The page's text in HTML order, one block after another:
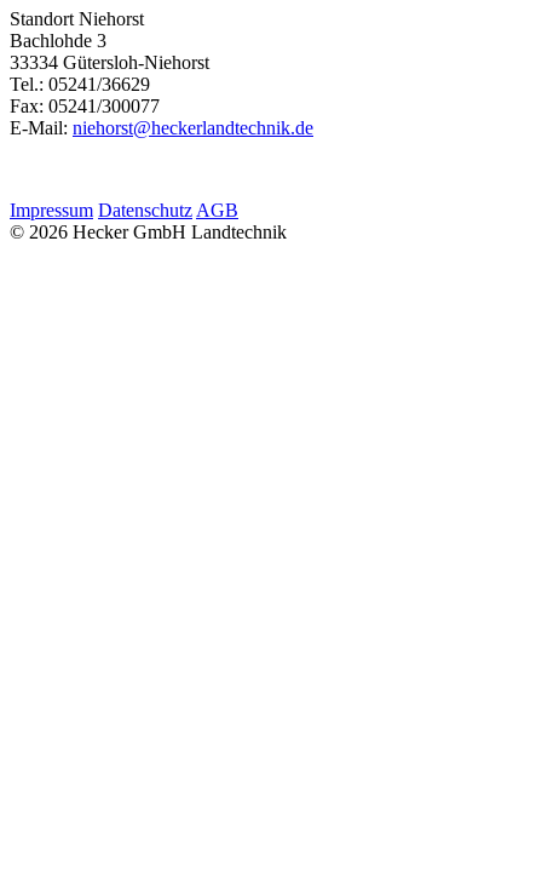
Standort Niehorst
Bachlohde 3
33334 Gütersloh-Niehorst
Tel.: 05241/36629
Fax: 05241/300077
E-Mail: niehorst@heckerlandtechnik.de
Impressum Datenschutz AGB
© 2026 Hecker GmbH Landtechnik